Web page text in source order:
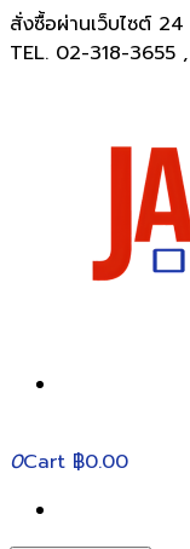
สั่งซื้อผ่านเว็บไซต์ 24
TEL. 02-318-3655
0Cart ฿0.00